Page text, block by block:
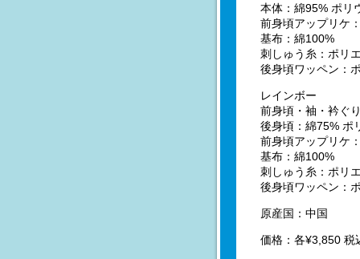
本体：綿95% ポリ
前身頃アップリケ
基布：綿100%
刺しゅう糸：ポリ
後身頃ワッペン：
レインボー
前身頃・袖・衿ぐ
後身頃：綿75% ポ
前身頃アップリケ
基布：綿100%
刺しゅう糸：ポリ
後身頃ワッペン：
原産国：中国
価格：各¥3,850 税